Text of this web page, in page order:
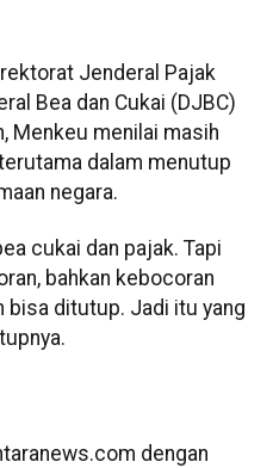
Jenderal Pajak
Bea dan Cukai (DJBC)
Menkeu menilai masih
dalam menutup
negara.
cukai dan pajak. Tapi
bahkan kebocoran
bisa ditutup. Jadi itu yang
dengan